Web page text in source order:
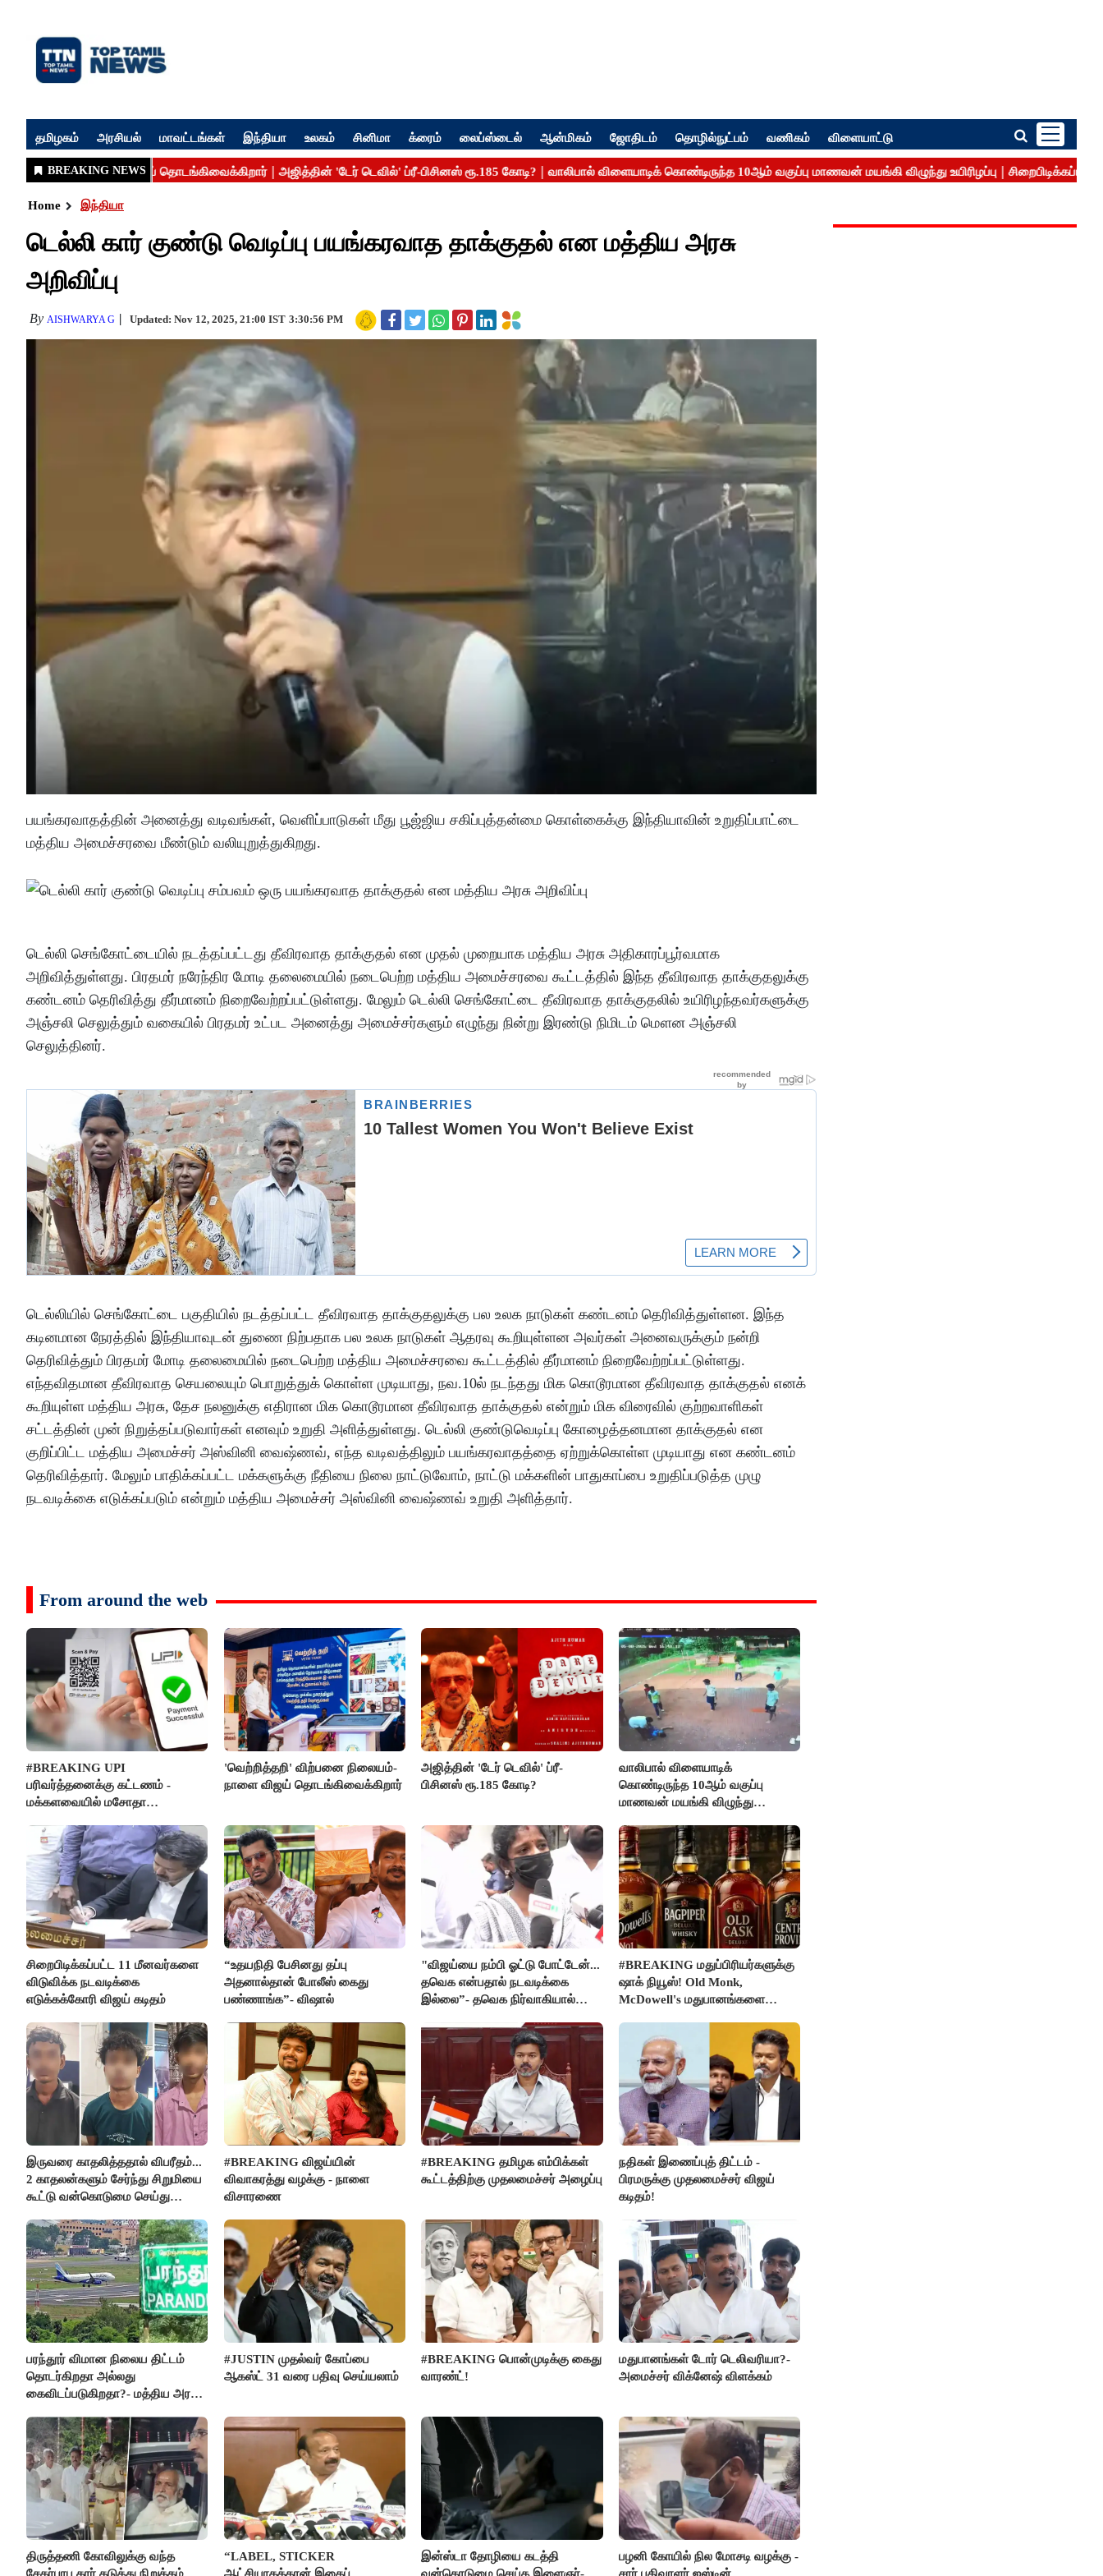
தமிழகம் அரசியல் மாவட்டங்கள் இந்தியா உலகம் சினிமா க்ரைம் லைப்ஸ்டைல் ஆன்மிகம் ஜோதிடம் தொழில்நுட்பம் வணிகம் விளையாட்டு
Home இந்தியா
டெல்லி கார் குண்டு வெடிப்பு பயங்கரவாத தாக்குதல் என மத்திய அரசு
அறிவிப்பு
By AISHWARYA G Updated: Nov 12, 2025, 21:00 IST 3:30:56 PM
பயங்கரவாதத்தின் அனைத்து வடிவங்கள், வெளிப்பாடுகள் மீது பூஜ்ஜிய சகிப்புத்தன்மை கொள்கைக்கு இந்தியாவின் உறுதிப்பாட்டை
மத்திய அமைச்சரவை மீண்டும் வலியுறுத்துகிறது.
டெல்லி செங்கோட்டையில் நடத்தப்பட்டது தீவிரவாத தாக்குதல் என முதல் முறையாக மத்திய அரசு அதிகாரப்பூர்வமாக
அறிவித்துள்ளது. பிரதமர் நரேந்திர மோடி தலைமையில் நடைபெற்ற மத்திய அமைச்சரவை கூட்டத்தில் இந்த தீவிரவாத தாக்குதலுக்கு
கண்டனம் தெரிவித்து தீர்மானம் நிறைவேற்றப்பட்டுள்ளது. மேலும் டெல்லி செங்கோட்டை தீவிரவாத தாக்குதலில் உயிரிழந்தவர்களுக்கு
அஞ்சலி செலுத்தும் வகையில் பிரதமர் உட்பட அனைத்து அமைச்சர்களும் எழுந்து நின்று இரண்டு நிமிடம் மௌன அஞ்சலி
செலுத்தினர்.
டெல்லியில் செங்கோட்டை பகுதியில் நடத்தப்பட்ட தீவிரவாத தாக்குதலுக்கு பல உலக நாடுகள் கண்டனம் தெரிவித்துள்ளன. இந்த
கடினமான நேரத்தில் இந்தியாவுடன் துணை நிற்பதாக பல உலக நாடுகள் ஆதரவு கூறியுள்ளன அவர்கள் அனைவருக்கும் நன்றி
தெரிவித்தும் பிரதமர் மோடி தலைமையில் நடைபெற்ற மத்திய அமைச்சரவை கூட்டத்தில் தீர்மானம் நிறைவேற்றப்பட்டுள்ளது.
எந்தவிதமான தீவிரவாத செயலையும் பொறுத்துக் கொள்ள முடியாது, நவ.10ல் நடந்தது மிக கொடூரமான தீவிரவாத தாக்குதல் எனக்
கூறியுள்ள மத்திய அரசு, தேச நலனுக்கு எதிரான மிக கொடூரமான தீவிரவாத தாக்குதல் என்றும் மிக விரைவில் குற்றவாளிகள்
சட்டத்தின் முன் நிறுத்தப்படுவார்கள் எனவும் உறுதி அளித்துள்ளது. டெல்லி குண்டுவெடிப்பு கோழைத்தனமான தாக்குதல் என
குறிப்பிட்ட மத்திய அமைச்சர் அஸ்வினி வைஷ்ணவ், எந்த வடிவத்திலும் பயங்கரவாதத்தை ஏற்றுக்கொள்ள முடியாது என கண்டனம்
தெரிவித்தார். மேலும் பாதிக்கப்பட்ட மக்களுக்கு நீதியை நிலை நாட்டுவோம், நாட்டு மக்களின் பாதுகாப்பை உறுதிப்படுத்த முழு
நடவடிக்கை எடுக்கப்படும் என்றும் மத்திய அமைச்சர் அஸ்வினி வைஷ்ணவ் உறுதி அளித்தார்.
From around the web
#BREAKING UPI
பரிவர்த்தனைக்கு கட்டணம் -
மக்களவையில் மசோதா
'வெற்றித்தறி' விற்பனை நிலையம்-
நாளை விஜய் தொடங்கிவைக்கிறார்
அஜித்தின் 'டேர் டெவில்' ப்ரீ-
பிசினஸ் ரூ.185 கோடி?
வாலிபால் விளையாடிக்
கொண்டிருந்த 10ஆம் வகுப்பு
மாணவன் மயங்கி விழுந்து
சிறைபிடிக்கப்பட்ட 11 மீனவர்களை
விடுவிக்க நடவடிக்கை
எடுக்கக்கோரி விஜய் கடிதம்
“உதயநிதி பேசினது தப்பு
அதனால்தான் போலீஸ் கைது
பண்ணாங்க”- விஷால்
"விஜய்யை நம்பி ஓட்டு போட்டேன்...
தவெக என்பதால் நடவடிக்கை
இல்லை”- தவெக நிர்வாகியால்
#BREAKING மதுப்பிரியர்களுக்கு
ஷாக் நியூஸ்! Old Monk,
McDowell's மதுபானங்களை
இருவரை காதலித்ததால் விபரீதம்...
2 காதலன்களும் சேர்ந்து சிறுமியை
கூட்டு வன்கொடுமை செய்து
#BREAKING விஜய்யின்
விவாகரத்து வழக்கு - நாளை
விசாரணை
#BREAKING தமிழக எம்பிக்கள்
கூட்டத்திற்கு முதலமைச்சர் அழைப்பு
நதிகள் இணைப்புத் திட்டம் -
பிரமருக்கு முதலமைச்சர் விஜய்
கடிதம்!
பரந்தூர் விமான நிலைய திட்டம்
தொடர்கிறதா அல்லது
கைவிடப்படுகிறதா?- மத்திய அரசு
#JUSTIN முதல்வர் கோப்பை
ஆகஸ்ட் 31 வரை பதிவு செய்யலாம்
#BREAKING பொன்முடிக்கு கைது
வாரண்ட்!
மதுபானங்கள் டோர் டெலிவரியா?-
அமைச்சர் விக்னேஷ் விளக்கம்
திருத்தணி கோவிலுக்கு வந்த
சேகர்பாபு கார் தடுத்து நிறுத்தம்
“LABEL, STICKER
ஆட்சியாகத்தான் இதைப்
இன்ஸ்டா தோழியை கடத்தி
வன்கொடுமை செய்த இளைஞர்-
பழனி கோயில் நில மோசடி வழக்கு -
சார் பதிவாளர் ஜஸ்டின்